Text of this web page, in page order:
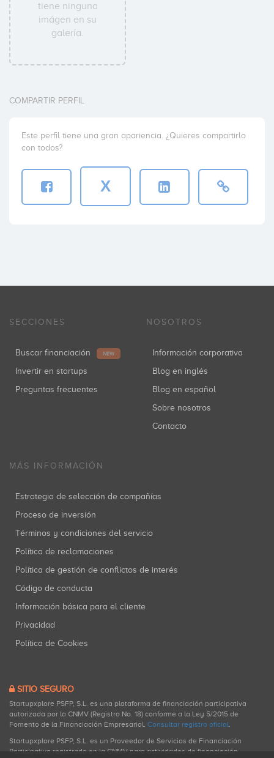
tiene ninguna
imágen en su
galería.
COMPARTIR PERFIL
Este perfil tiene una gran apariencia. ¿Quieres compartirlo
con todos?
X
SECCIONES
Buscar financiación NEW
Invertir en startups
Preguntas frecuentes
NOSOTROS
Información corporativa
Blog en inglés
Blog en español
Sobre nosotros
Contacto
MÁS INFORMACIÓN
Estrategia de selección de compañías
Proceso de inversión
Términos y condiciones del servicio
Política de reclamaciones
Política de gestión de conflictos de interés
Código de conducta
Información básica para el cliente
Privacidad
Política de Cookies
SITIO SEGURO
Startupxplore PSFP, S.L. es una plataforma de financiación participativa
autorizada por la CNMV (Registro No. 18) conforme a la Ley 5/2015 de
Fomento de la Financiación Empresarial. Consultar registro oficial.
Startupxplore PSFP, S.L. es un Proveedor de Servicios de Financiación
Participativa registrado en la CNMV para actividades de financiación